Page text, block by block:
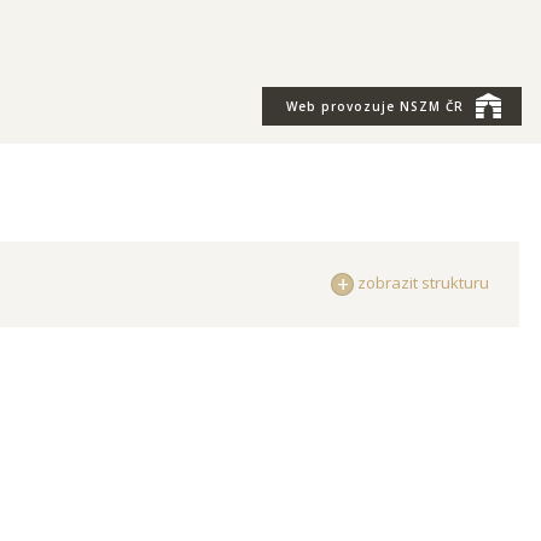
Web provozuje NSZM ČR
zobrazit strukturu